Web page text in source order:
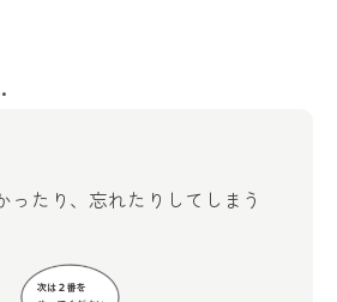
ったり、忘れたりしてしまう